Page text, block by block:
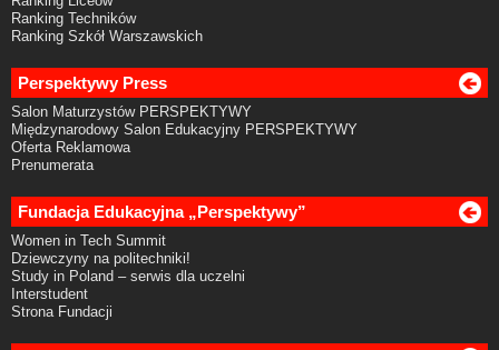
Ranking Techników
Ranking Szkół Warszawskich
Perspektywy Press
Salon Maturzystów PERSPEKTYWY
Międzynarodowy Salon Edukacyjny PERSPEKTYWY
Oferta Reklamowa
Prenumerata
Fundacja Edukacyjna „Perspektywy”
Women in Tech Summit
Dziewczyny na politechniki!
Study in Poland – serwis dla uczelni
Interstudent
Strona Fundacji